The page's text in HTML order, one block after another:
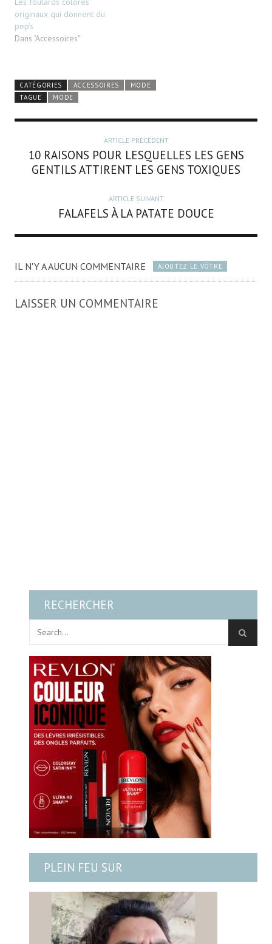
originaux qui donnent du
pep’s
Dans "Accessoires"
CATÉGORIES ACCESSOIRES
MODE
TAGUÉ
MODE
ARTICLE PRÉCÉDENT
10 RAISONS POUR LESQUELLES LES GENS
GENTILS ATTIRENT LES GENS TOXIQUES
ARTICLE SUIVANT
FALAFELS À LA PATATE DOUCE
IL N'Y A AUCUN COMMENTAIRE AJOUTEZ LE VÔTRE
LAISSER UN COMMENTAIRE
RECHERCHER
PLEIN FEU SUR